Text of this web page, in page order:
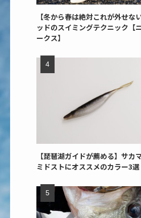
【冬から春は絶対これが外せな
ッドのスイミングテクニック【
ークス】
【琵琶湖ガイドが薦める】サカ
ミドストにオススメのカラー3選